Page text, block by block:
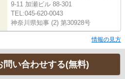
9-11 加瀬ビル 88-301
TEL:045-620-0043
神奈川県知事 (2) 第30928号
情報の見方
問い合わせする(無料)